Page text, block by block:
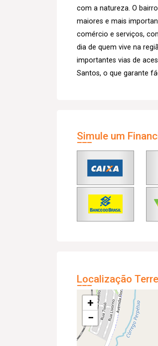
com a natureza. O
maiores e mais
comércio e serviços,
dia de quem vive na
importantes vias de
Santos, o que garante
Simule um
Localização
+
−